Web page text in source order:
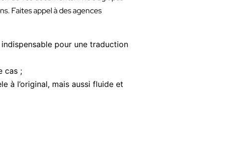
Faites appel à des agences
pour une traduction
cas ;
à l’original, mais aussi fluide et